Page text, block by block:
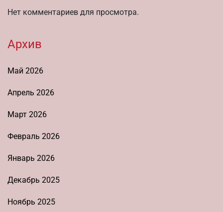
Нет комментариев для просмотра.
Архив
Май 2026
Апрель 2026
Март 2026
Февраль 2026
Январь 2026
Декабрь 2025
Ноябрь 2025